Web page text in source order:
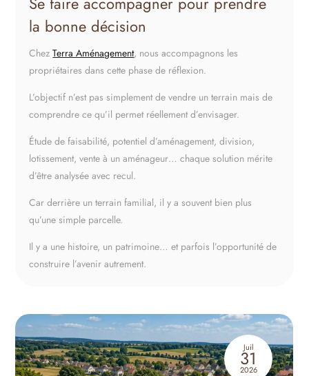
la bonne décision
ChezTerra Aménagement, nous accompagnons les
propriétaires dans cette phase de réflexion.
L’objectif n’est pas simplement de vendre un terrain mais de
comprendre ce qu’il permet réellement d’envisager.
Étude de faisabilité, potentiel d’aménagement, division,
lotissement, vente à un aménageur… chaque solution mérite
d’être analysée avec recul.
Car derrière un terrain familial, il y a souvent bien plus
qu’une simple parcelle.
Il y a une histoire, un patrimoine… et parfois l’opportunité de
construire l’avenir autrement.
Juil
31
2026